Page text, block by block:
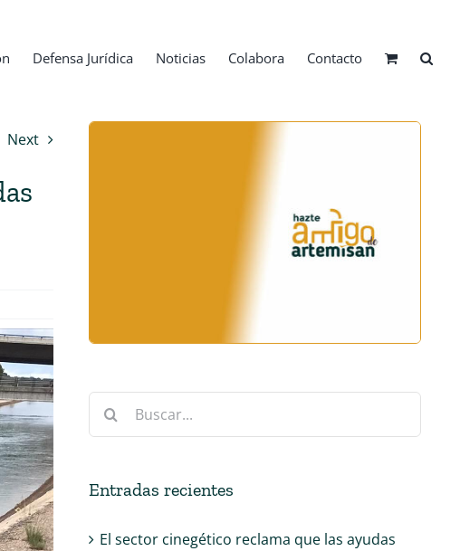
Defensa Jurídica Noticias Colabora Contacto
Next
Buscar:
Entradas recientes
El sector cinegético reclama que las ayudas